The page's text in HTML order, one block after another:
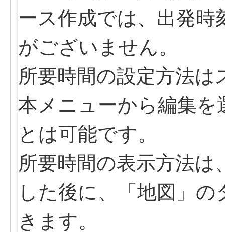
ース作成では、出発
がございません。
所要時間の設定方法
本メニューから編集
とは可能です。
所要時間の表示方法
した後に、「地図」
きます。